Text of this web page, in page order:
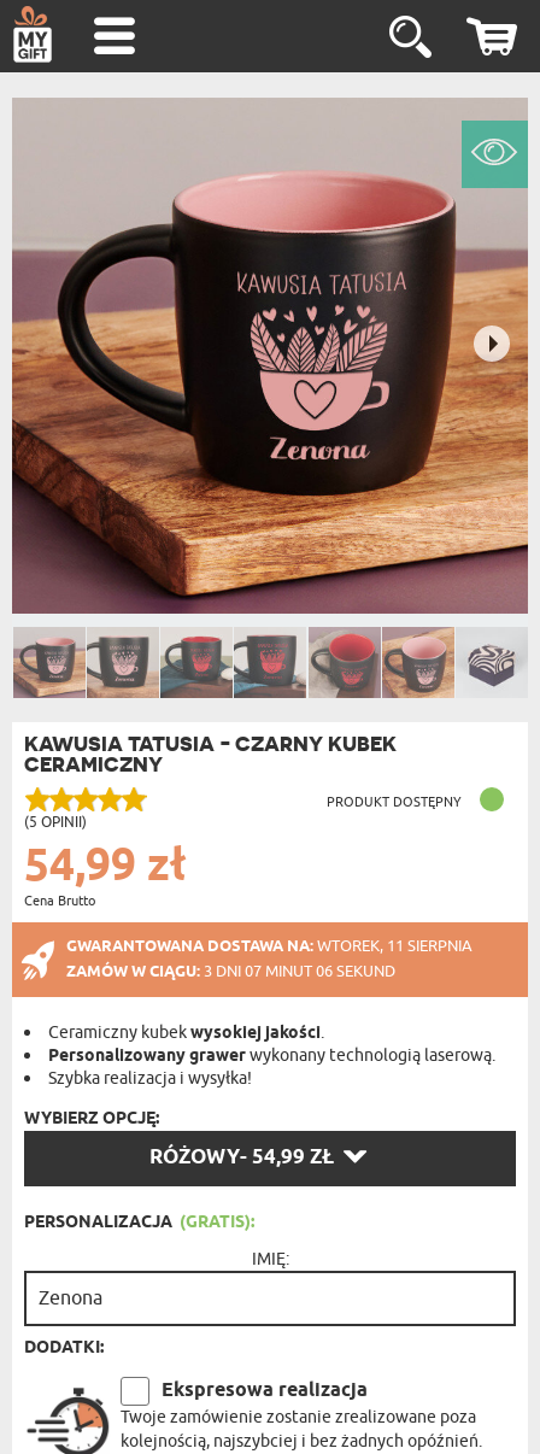
KAWUSIA TATUSIA - CZARNY KUBEK
CERAMICZNY
(5 OPINII)
PRODUKT DOSTĘPNY
54,99 zł
Cena Brutto
GWARANTOWANA DOSTAWA NA:WTOREK, 11 SIERPNIA
ZAMÓW W CIĄGU: 3 DNI 07 MINUT 06 SEKUND
Ceramiczny kubekwysokiej jakości.
Personalizowany grawerwykonany technologią laserową.
Szybka realizacja i wysyłka!
WYBIERZ OPCJĘ:
RÓŻOWY- 54,99 ZŁ
PERSONALIZACJA (GRATIS):
IMIĘ:
DODATKI:
Ekspresowa realizacja
Twoje zamówienie zostanie zrealizowane poza
kolejnością, najszybciej i bez żadnych opóźnień.